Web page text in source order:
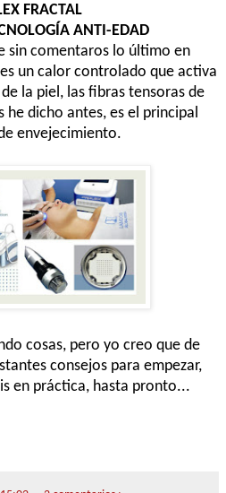
FRACTAL
ANTI-EDAD
sin comentaros lo último en
un calor controlado que activa
la piel, las fibras tensoras de
dicho antes, es el principal
envejecimiento.
cosas, pero yo creo que de
consejos para empezar,
en práctica, hasta pronto...